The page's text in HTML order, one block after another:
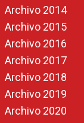
Archivo 2014
Archivo 2015
Archivo 2016
Archivo 2017
Archivo 2018
Archivo 2019
Archivo 2020